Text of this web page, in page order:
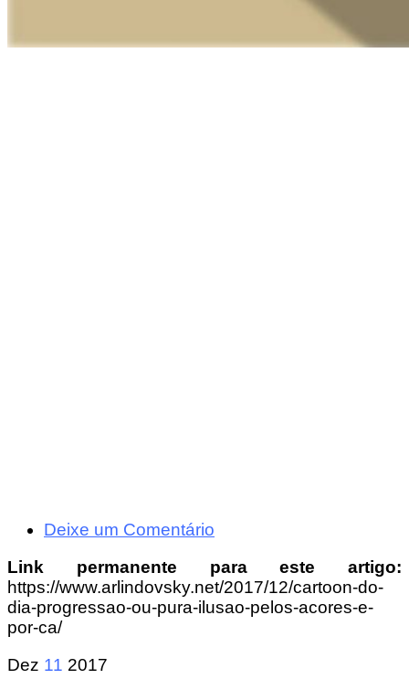
Deixe um Comentário
Link permanente para este artigo:
https://www.arlindovsky.net/2017/12/cartoon-do-
dia-progressao-ou-pura-ilusao-pelos-acores-e-
por-ca/
Dez 11 2017